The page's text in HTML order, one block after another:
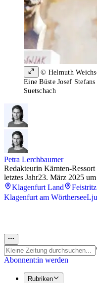
© Helmuth
Eine Büste Josef
Suetschach
Petra Lerchbaumer
Redakteurin Kärnten-Ressort
letztes Jahr23. März 2025
Klagenfurt Land
Klagenfurt am Wörthersee
Abonnent:in werden
Rubriken